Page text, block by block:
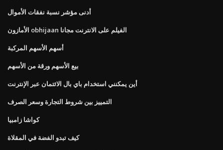
أدنى مؤشر نسبة نفقات الأموال
الأمازون obhijaan الفيلم على الانترنت مجانا
أسهم الأسهم المركبة
بيع الأسهم ورقة من الأسهم
أين يمكنني استخدام باي بال الائتمان عبر الإنترنت
التمييز بين شروط التجارة وسعر الصرف
كواشا زامبيا
كيف تبدو الفضة في المقلاة